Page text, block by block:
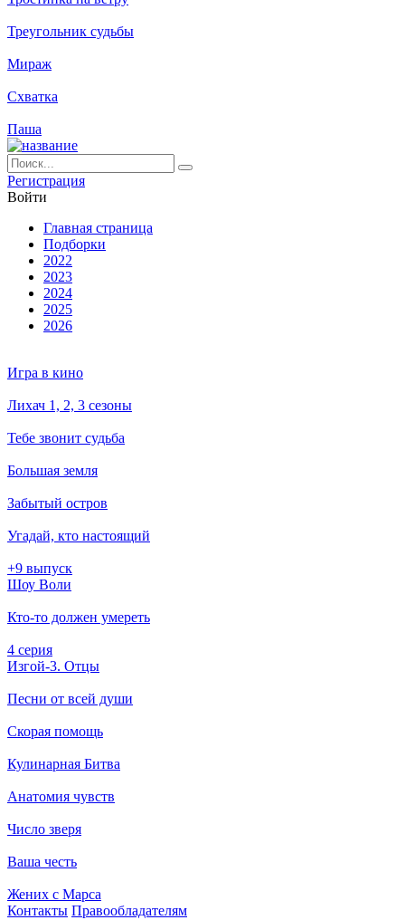
Треугольник судьбы
Мираж
Схватка
Паша
Ре­ги­ст­ра­ция
Вой­ти
Глав­ная стра­ни­ца
Подборки
2022
2023
2024
2025
2026
Игра в кино
Лихач 1, 2, 3 сезоны
Тебе звонит судьба
Большая земля
Забытый остров
Угадай, кто настоящий
+9 выпуск
Шоу Воли
Кто-то должен умереть
4 серия
Изгой-3. Отцы
Песни от всей души
Скорая помощь
Кулинарная Битва
Анатомия чувств
Число зверя
Ваша честь
Жених с Марса
Кон­так­ты Пра­во­об­ла­да­те­лям